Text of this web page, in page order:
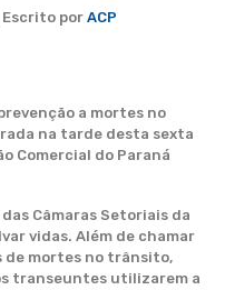
Escrito por ACP
a mortes no
na tarde desta sexta
Comercial do Paraná
Câmaras Setoriais da
vidas. Além de chamar
de mortes no trânsito,
transeuntes utilizarem a